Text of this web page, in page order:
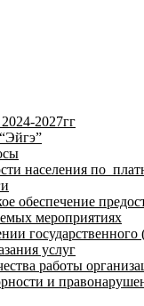
2027гг
населения по
обеспечение
мероприятиях
государственного
услуг
работы
и